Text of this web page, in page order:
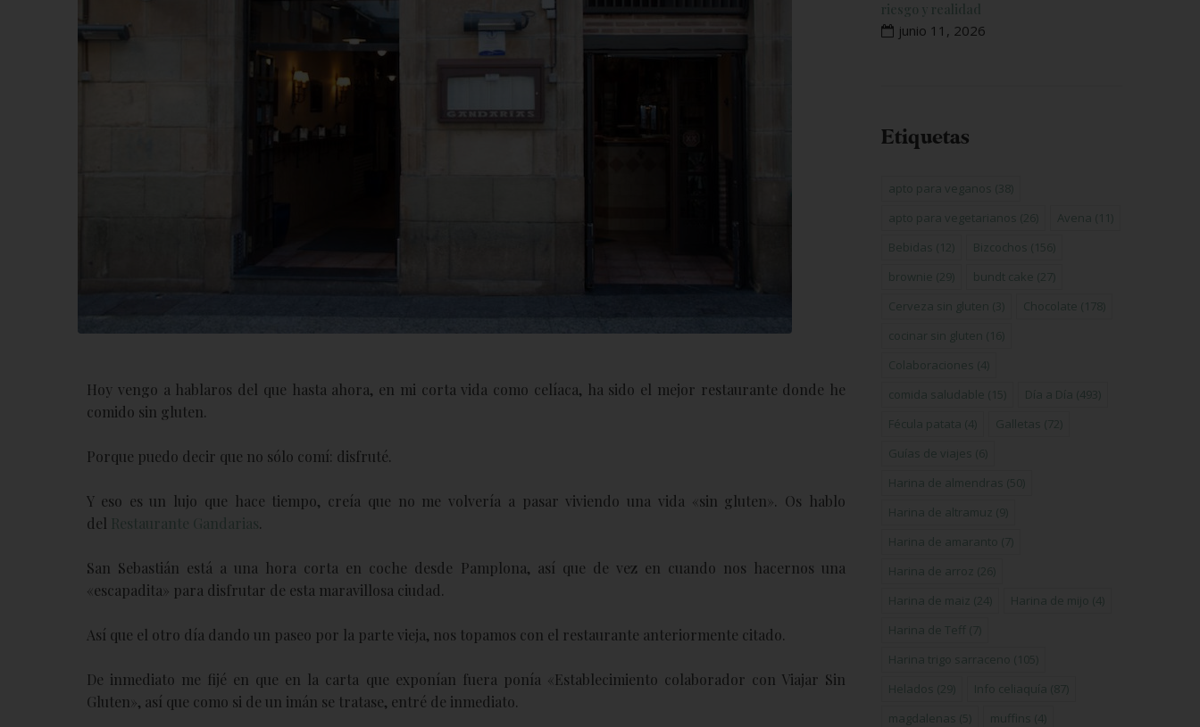
Hoy vengo a hablaros del que hasta ahora, en mi corta vida como celíaca, ha sido el mejor restaurante donde he
comido sin gluten.
Porque puedo decir que no sólo comí: disfruté.
Y eso es un lujo que hace tiempo, creía que no me volvería a pasar viviendo una vida «sin gluten». Os hablo
del Restaurante Gandarias.
San Sebastián está a una hora corta en coche desde Pamplona, así que de vez en cuando nos hacernos una
«escapadita» para disfrutar de esta maravillosa ciudad.
Así que el otro día dando un paseo por la parte vieja, nos topamos con el restaurante anteriormente citado.
De inmediato me fijé en que en la carta que exponían fuera ponía «Establecimiento colaborador con Viajar Sin
Gluten», así que como si de un imán se tratase, entré de inmediato.
riesgo y realidad
junio 11, 2026
Etiquetas
apto para veganos (38)
apto para vegetarianos (26) Avena (11)
Bebidas (12) Bizcochos (156)
brownie (29) bundt cake (27)
Cerveza sin gluten (3) Chocolate (178)
cocinar sin gluten (16)
Colaboraciones (4)
comida saludable (15) Día a Día (493)
Fécula patata (4) Galletas (72)
Guías de viajes (6)
Harina de almendras (50)
Harina de altramuz (9)
Harina de amaranto (7)
Harina de arroz (26)
Harina de maiz (24) Harina de mijo (4)
Harina de Teff (7)
Harina trigo sarraceno (105)
Helados (29) Info celiaquía (87)
magdalenas (5) muffins (4)